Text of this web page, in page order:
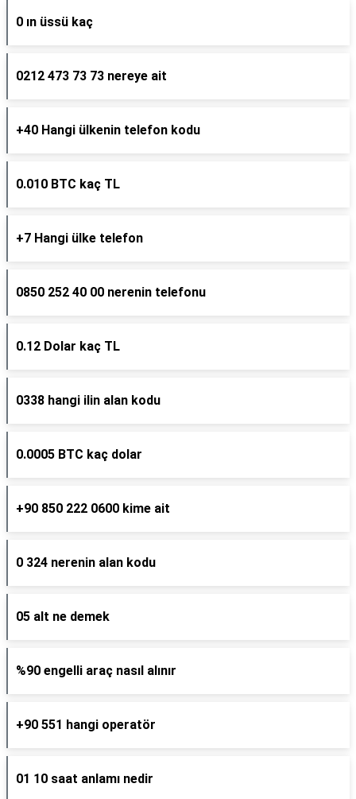
0 ın üssü kaç
0212 473 73 73 nereye ait
+40 Hangi ülkenin telefon kodu
0.010 BTC kaç TL
+7 Hangi ülke telefon
0850 252 40 00 nerenin telefonu
0.12 Dolar kaç TL
0338 hangi ilin alan kodu
0.0005 BTC kaç dolar
+90 850 222 0600 kime ait
0 324 nerenin alan kodu
05 alt ne demek
%90 engelli araç nasıl alınır
+90 551 hangi operatör
01 10 saat anlamı nedir